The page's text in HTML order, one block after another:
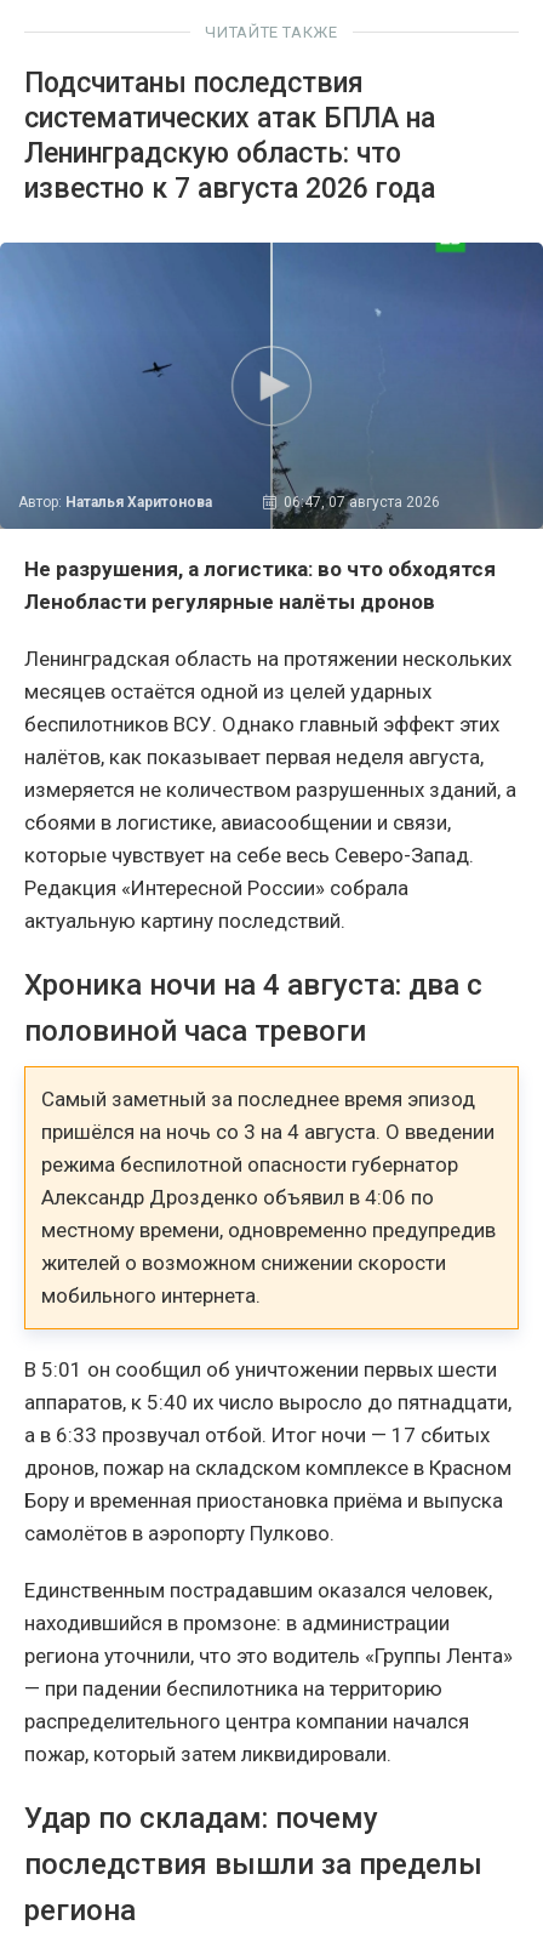
ЧИТАЙТЕ ТАКЖЕ
Подсчитаны последствия
систематических атак БПЛА на
Ленинградскую область: что
известно к 7 августа 2026 года
Автор: Наталья Харитонова 06:47, 07 августа 2026
Не разрушения, а логистика: во что обходятся
Ленобласти регулярные налёты дронов
Ленинградская область на протяжении нескольких
месяцев остаётся одной из целей ударных
беспилотников ВСУ. Однако главный эффект этих
налётов, как показывает первая неделя августа,
измеряется не количеством разрушенных зданий, а
сбоями в логистике, авиасообщении и связи,
которые чувствует на себе весь Северо-Запад.
Редакция «Интересной России» собрала
актуальную картину последствий.
Хроника ночи на 4 августа: два с
половиной часа тревоги
Самый заметный за последнее время эпизод
пришёлся на ночь со 3 на 4 августа. О введении
режима беспилотной опасности губернатор
Александр Дрозденко объявил в 4:06 по
местному времени, одновременно предупредив
жителей о возможном снижении скорости
мобильного интернета.
В 5:01 он сообщил об уничтожении первых шести
аппаратов, к 5:40 их число выросло до пятнадцати,
а в 6:33 прозвучал отбой. Итог ночи — 17 сбитых
дронов, пожар на складском комплексе в Красном
Бору и временная приостановка приёма и выпуска
самолётов в аэропорту Пулково.
Единственным пострадавшим оказался человек,
находившийся в промзоне: в администрации
региона уточнили, что это водитель «Группы Лента»
— при падении беспилотника на территорию
распределительного центра компании начался
пожар, который затем ликвидировали.
Удар по складам: почему
последствия вышли за пределы
региона